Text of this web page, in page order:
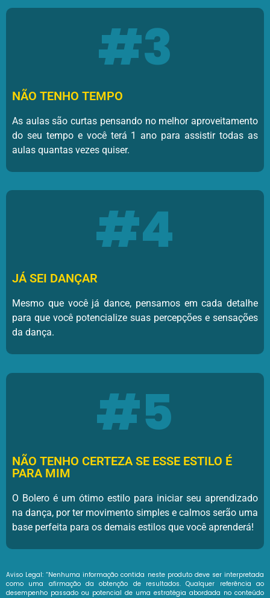
#3
NÃO TENHO TEMPO
As aulas são curtas pensando no melhor aproveitamento
do seu tempo e você terá 1 ano para assistir todas as
aulas quantas vezes quiser.
#4
JÁ SEI DANÇAR
Mesmo que você já dance, pensamos em cada detalhe
para que você potencialize suas percepções e sensações
da dança.
#5
NÃO TENHO CERTEZA SE ESSE ESTILO É
PARA MIM
O Bolero é um ótimo estilo para iniciar seu aprendizado
na dança, por ter movimento simples e calmos serão uma
base perfeita para os demais estilos que você aprenderá!
Aviso Legal: “Nenhuma informação contida neste produto deve ser interpretada
como uma afirmação da obtenção de resultados. Qualquer referência ao
desempenho passado ou potencial de uma estratégia abordada no conteúdo